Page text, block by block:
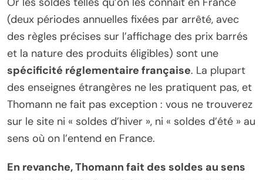
(deux périodes annuelles fixées par arrêté, avec
des règles précises sur l’affichage des prix barrés
et la nature des produits éligibles) sont une
spécificité réglementaire française. La plupart
des enseignes étrangères ne les pratiquent pas, et
Thomann ne fait pas exception : vous ne trouverez
sur le site ni « soldes d’hiver », ni « soldes d’été » au
sens où on l’entend en France.
En revanche, Thomann fait des soldes au sens